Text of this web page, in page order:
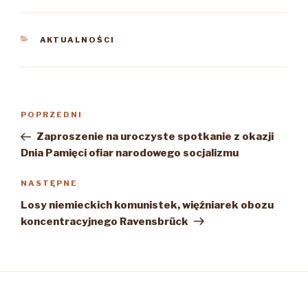
KATEGORIE
AKTUALNOŚCI
Poprzedni
wpis
POPRZEDNI
Zaproszenie na uroczyste spotkanie z okazji
Dnia Pamięci ofiar narodowego socjalizmu
Następny
wpis
NASTĘPNE
Losy niemieckich komunistek, więźniarek obozu
koncentracyjnego Ravensbrück